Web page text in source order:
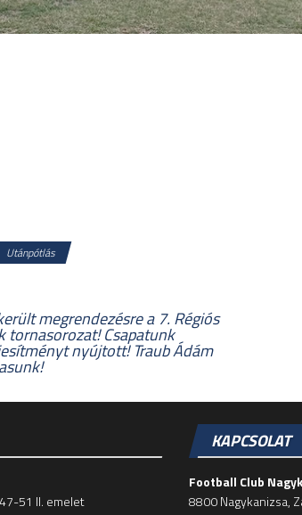
Utánpótlás
megrendezésre a 7. Régiós
tornasorozat! Csapatunk
nyújtott! Traub Ádám
51 II. emelet
KAPCSOLAT
Football Club
8800 Nagykanizsa,